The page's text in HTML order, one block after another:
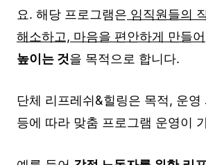
요. 해당 프로그램은 임직원들의
해소하고, 마음을 편안하게 만들어
높이는 것을 목적으로 합니다.
단체 리프레쉬&힐링은 목적, 운영
등에 따라 맞춤 프로그램 운영이